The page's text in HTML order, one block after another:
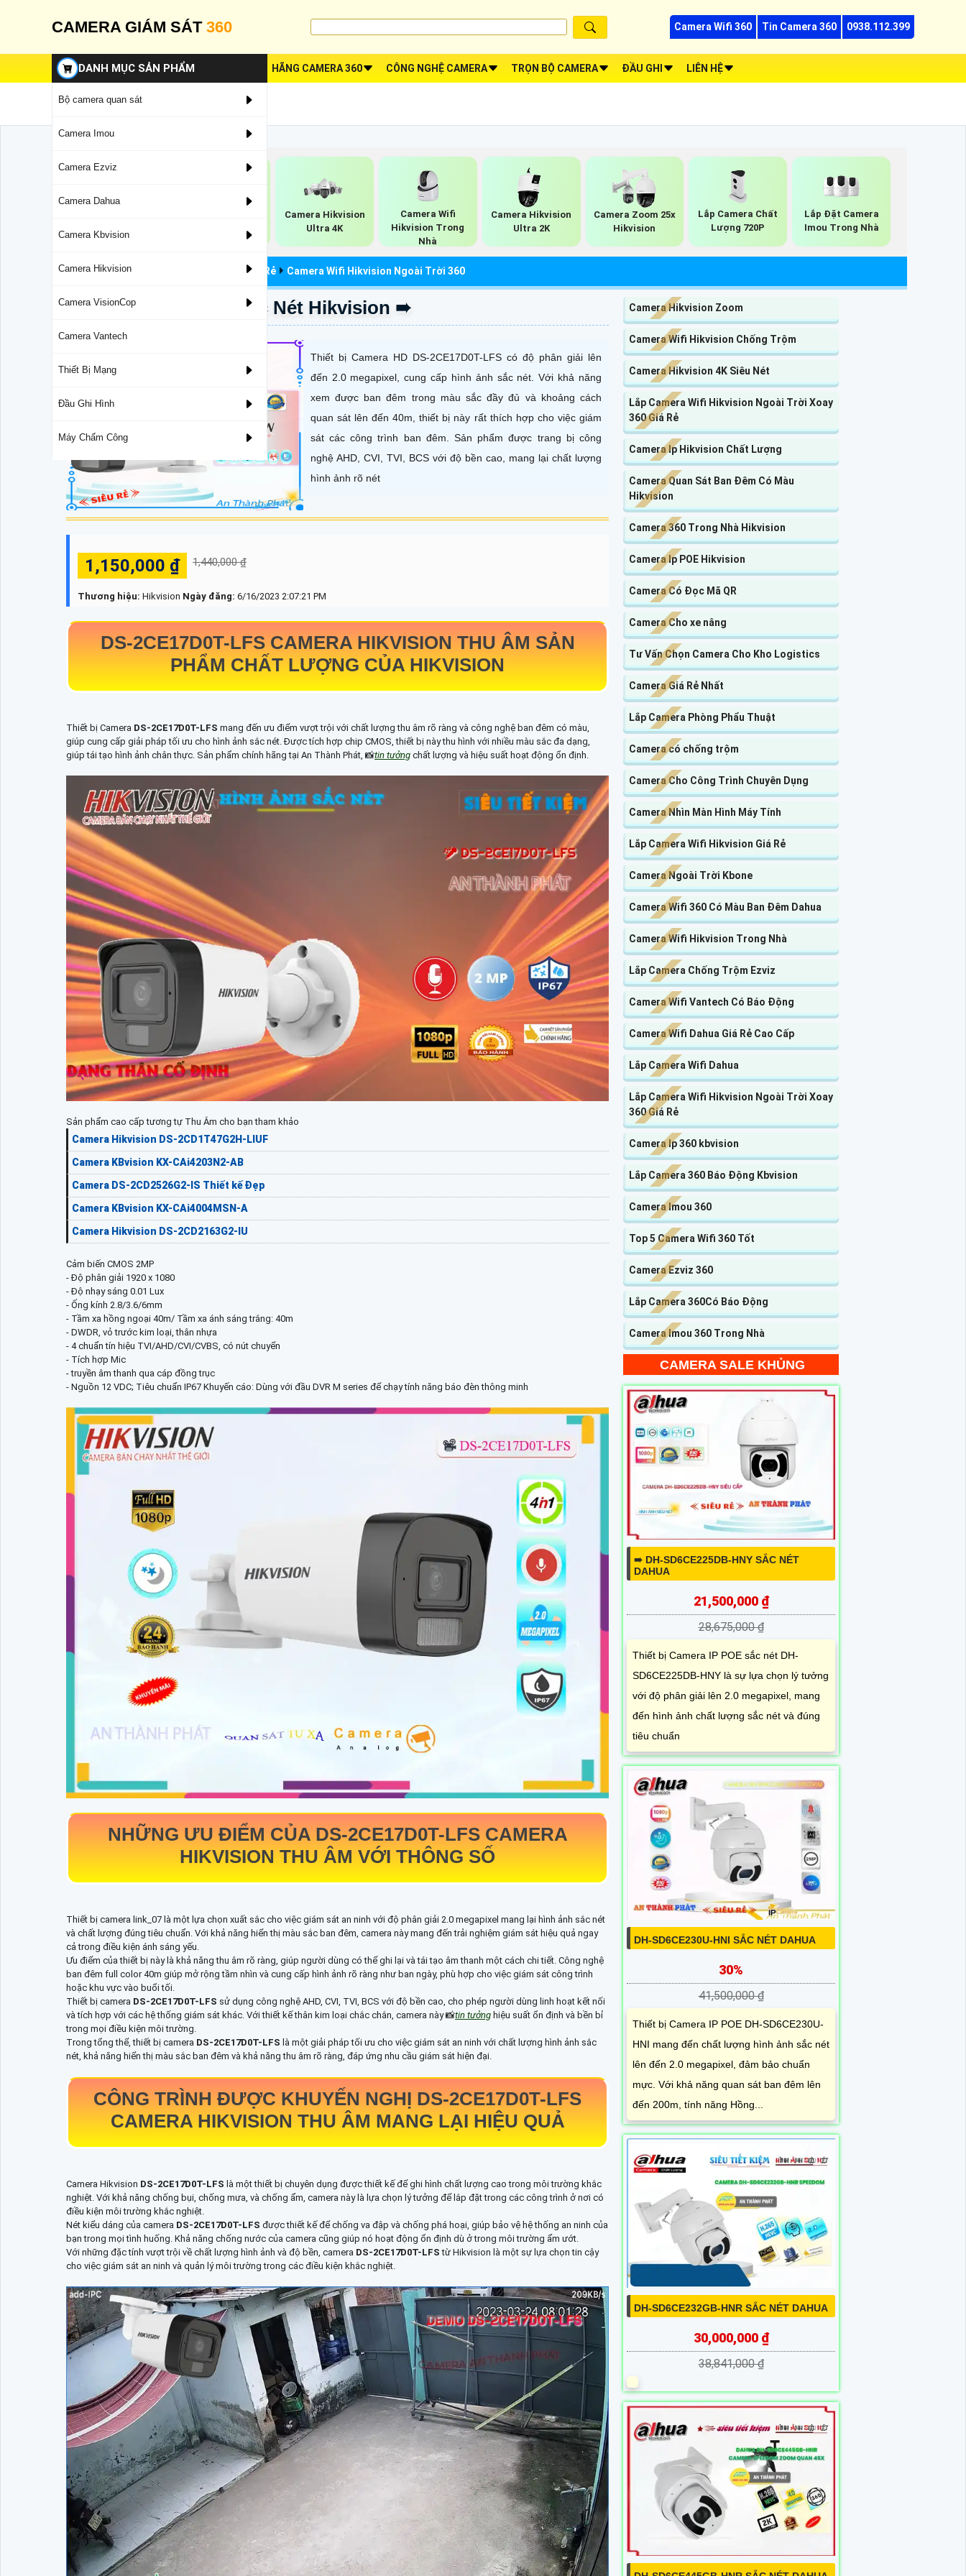
CAMERA GIÁM SÁT 360 Camera Wifi 360 Tin Camera 360 0938.112.399
DANH MỤC SẢN PHẨM
Bộ camera quan sát
Camera Imou
Camera Ezviz
Camera Dahua
Camera Kbvision
Camera Hikvision
Camera VisionCop
Camera Vantech
Thiết Bị Mạng
Đầu Ghi Hình
Máy Chấm Công
HÃNG CAMERA 360 CÔNG NGHỆ CAMERA TRỌN BỘ CAMERA ĐẦU GHI LIÊN HỆ
Camera Hikvision
Ultra 4K
Camera Wifi
Hikvision Trong
Nhà
Camera Hikvision
Ultra 2K
Camera Zoom 25x
Hikvision
Lắp Camera Chất
Lượng 720P
Lắp Đặt Camera
Imou Trong Nhà
Camera Quan Sát Camera Hikvision Giá Rẻ Camera Wifi Hikvision Ngoài Trời 360
DS-2CE17D0T-LFS Sắc Nét Hikvision ➠
Thiết bị Camera HD DS-2CE17D0T-LFS có độ phân giải lên
đến 2.0 megapixel, cung cấp hình ảnh sắc nét. Với khả năng
xem được ban đêm trong màu sắc đầy đủ và khoảng cách
quan sát lên đến 40m, thiết bị này rất thích hợp cho việc giám
sát các công trình ban đêm. Sản phẩm được trang bị công
nghệ AHD, CVI, TVI, BCS với độ bền cao, mang lại chất lượng
hình ảnh rõ nét
1,150,000 ₫ 1,440,000 ₫
Thương hiệu: Hikvision Ngày đăng: 6/16/2023 2:07:21 PM
DS-2CE17D0T-LFS CAMERA HIKVISION THU ÂM SẢN
PHẨM CHẤT LƯỢNG CỦA HIKVISION
Thiết bị Camera DS-2CE17D0T-LFS mang đến ưu điểm vượt trội với chất lượng thu âm rõ ràng và công nghệ ban đêm có màu,
giúp cung cấp giải pháp tối ưu cho hình ảnh sắc nét. Được tích hợp chip CMOS, thiết bị này thu hình với nhiều màu sắc đa dạng,
giúp tái tạo hình ảnh chân thực. Sản phẩm chính hãng tại An Thành Phát, 📸tin tưởng chất lượng và hiệu suất hoạt động ổn định.
Sản phẩm cao cấp tương tự Thu Âm cho bạn tham khảo
Camera Hikvision DS-2CD1T47G2H-LIUF
Camera KBvision KX-CAi4203N2-AB
Camera DS-2CD2526G2-IS Thiết kế Đẹp
Camera KBvision KX-CAi4004MSN-A
Camera Hikvision DS-2CD2163G2-IU
Cảm biến CMOS 2MP
- Độ phân giải 1920 x 1080
- Độ nhạy sáng 0.01 Lux
- Ống kính 2.8/3.6/6mm
- Tầm xa hồng ngoại 40m/ Tầm xa ánh sáng trắng: 40m
- DWDR, vỏ trước kim loại, thân nhựa
- 4 chuẩn tín hiệu TVI/AHD/CVI/CVBS, có nút chuyển
- Tích hợp Mic
- truyền âm thanh qua cáp đồng trục
- Nguồn 12 VDC; Tiêu chuẩn IP67 Khuyến cáo: Dùng với đầu DVR M series để chạy tính năng báo đèn thông minh
NHỮNG ƯU ĐIỂM CỦA DS-2CE17D0T-LFS CAMERA
HIKVISION THU ÂM VỚI THÔNG SỐ
Thiết bị camera link_07 là một lựa chọn xuất sắc cho việc giám sát an ninh với độ phân giải 2.0 megapixel mang lại hình ảnh sắc nét
và chất lượng đúng tiêu chuẩn. Với khả năng hiển thị màu sắc ban đêm, camera này mang đến trải nghiệm giám sát hiệu quả ngay
cả trong điều kiện ánh sáng yếu.
Ưu điểm của thiết bị này là khả năng thu âm rõ ràng, giúp người dùng có thể ghi lại và tái tạo âm thanh một cách chi tiết. Công nghệ
ban đêm full color 40m giúp mở rộng tầm nhìn và cung cấp hình ảnh rõ ràng như ban ngày, phù hợp cho việc giám sát công trình
hoặc khu vực vào buổi tối.
Thiết bị camera DS-2CE17D0T-LFS sử dụng công nghệ AHD, CVI, TVI, BCS với độ bền cao, cho phép người dùng linh hoạt kết nối
và tích hợp với các hệ thống giám sát khác. Với thiết kế thân kim loại chắc chắn, camera này 📸tin tưởng hiệu suất ổn định và bền bỉ
trong mọi điều kiện môi trường.
Trong tổng thể, thiết bị camera DS-2CE17D0T-LFS là một giải pháp tối ưu cho việc giám sát an ninh với chất lượng hình ảnh sắc
nét, khả năng hiển thị màu sắc ban đêm và khả năng thu âm rõ ràng, đáp ứng nhu cầu giám sát hiện đại.
CÔNG TRÌNH ĐƯỢC KHUYẾN NGHỊ DS-2CE17D0T-LFS
CAMERA HIKVISION THU ÂM MANG LẠI HIỆU QUẢ
Camera Hikvision DS-2CE17D0T-LFS là một thiết bị chuyên dụng được thiết kế để ghi hình chất lượng cao trong môi trường khắc
nghiệt. Với khả năng chống bụi, chống mưa, và chống ẩm, camera này là lựa chọn lý tưởng để lắp đặt trong các công trình ở nơi có
điều kiện môi trường khắc nghiệt.
Nét kiểu dáng của camera DS-2CE17D0T-LFS được thiết kế để chống va đập và chống phá hoại, giúp bảo vệ hệ thống an ninh của
bạn trong mọi tình huống. Khả năng chống nước của camera cũng giúp nó hoạt động ổn định dù ở trong môi trường ẩm ướt.
Với những đặc tính vượt trội về chất lượng hình ảnh và độ bền, camera DS-2CE17D0T-LFStừ Hikvision là một sự lựa chọn tin cậy
cho việc giám sát an ninh và quản lý môi trường trong các điều kiện khắc nghiệt.
Camera Hikvision Zoom
Camera Wifi Hikvision Chống Trộm
Camera Hikvision 4K Siêu Nét
Lắp Camera Wifi Hikvision Ngoài Trời Xoay
360 Giá Rẻ
Camera Ip Hikvision Chất Lượng
Camera Quan Sát Ban Đêm Có Màu
Hikvision
Camera 360 Trong Nhà Hikvision
Camera Ip POE Hikvision
Camera Có Đọc Mã QR
Camera Cho xe nâng
Tư Vấn Chọn Camera Cho Kho Logistics
Camera Giá Rẻ Nhất
Lắp Camera Phòng Phẩu Thuật
Camera có chống trộm
Camera Cho Công Trình Chuyên Dụng
Camera Nhìn Màn Hình Máy Tính
Lắp Camera Wifi Hikvision Giá Rẻ
Camera Ngoài Trời Kbone
Camera Wifi 360 Có Màu Ban Đêm Dahua
Camera Wifi Hikvision Trong Nhà
Lắp Camera Chống Trộm Ezviz
Camera Wifi Vantech Có Báo Động
Camera Wifi Dahua Giá Rẻ Cao Cấp
Lắp Camera Wifi Dahua
Lắp Camera Wifi Hikvision Ngoài Trời Xoay
360 Giá Rẻ
Camera Ip 360 kbvision
Lắp Camera 360 Báo Động Kbvision
Camera Imou 360
Top 5 Camera Wifi 360 Tốt
Camera Ezviz 360
Lắp Camera 360Có Báo Động
Camera Imou 360 Trong Nhà
CAMERA SALE KHỦNG
➠ DH-SD6CE225DB-HNY SẮC NÉT
DAHUA
21,500,000 ₫
28,675,000 ₫
Thiết bị Camera IP POE sắc nét DH-
SD6CE225DB-HNY là sự lựa chọn lý tưởng
với độ phân giải lên 2.0 megapixel, mang
đến hình ảnh chất lượng sắc nét và đúng
tiêu chuẩn
DH-SD6CE230U-HNI SẮC NÉT DAHUA
30%
41,500,000 ₫
Thiết bị Camera IP POE DH-SD6CE230U-
HNI mang đến chất lượng hình ảnh sắc nét
lên đến 2.0 megapixel, đảm bảo chuẩn
mực. Với khả năng quan sát ban đêm lên
đến 200m, tính năng Hồng...
DH-SD6CE232GB-HNR SẮC NÉT DAHUA
30,000,000 ₫
38,841,000 ₫